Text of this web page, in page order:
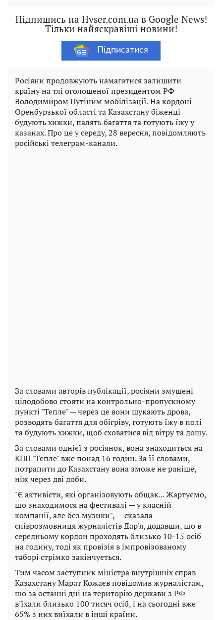
Підпишись на Hyser.com.ua в Google News!
Тільки найяскравіші новини!
Підписатися
Росіяни продовжують намагатися залишити
країну на тлі оголошеної президентом РФ
Володимиром Путіним мобілізації. На кордоні
Оренбурзької області та Казахстану біженці
будують хижки, палять багаття та готують їжу у
казанах. Про це у середу, 28 вересня, повідомляють
російські телеграм-канали.
За словами авторів публікації, росіяни змушені
цілодобово стояти на контрольно-пропускному
пункті "Тепле" — через це вони шукають дрова,
розводять багаття для обігріву, готують їжу в полі
та будують хижки, щоб сховатися від вітру та дощу.
За словами однієї з росіянок, вона знаходиться на
КПП "Тепле" вже понад 16 годин. За її словами,
потрапити до Казахстану вона зможе не раніше,
ніж через дві доби.
"Є активісти, які організовують общак... Жартуємо,
що знаходимося на фестивалі — у класній
компанії, але без музики", — сказала
співрозмовниця журналістів Дар'я, додавши, що в
середньому кордон проходять близько 10-15 осіб
на годину, тоді як провізія в імпровізованому
таборі стрімко закінчується.
Тим часом заступник міністра внутрішніх справ
Казахстану Марат Кожаєв повідомив журналістам,
що за останні дні на територію держави з РФ
в'їхали близько 100 тисяч осіб, і на сьогодні вже
65% з них виїхали в інші країни.